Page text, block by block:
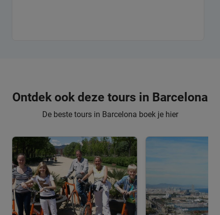
Ontdek ook deze tours in Barcelona
De beste tours in Barcelona boek je hier